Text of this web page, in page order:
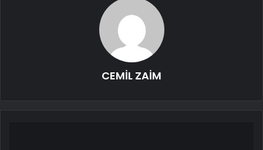
CEMİL ZAİM